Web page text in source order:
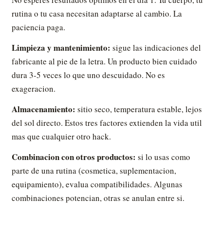
rutina o tu casa necesitan adaptarse al cambio. La
paciencia paga.
Limpieza y mantenimiento: sigue las indicaciones del
fabricante al pie de la letra. Un producto bien cuidado
dura 3-5 veces lo que uno descuidado. No es
exageracion.
Almacenamiento: sitio seco, temperatura estable, lejos
del sol directo. Estos tres factores extienden la vida util
mas que cualquier otro hack.
Combinacion con otros productos: si lo usas como
parte de una rutina (cosmetica, suplementacion,
equipamiento), evalua compatibilidades. Algunas
combinaciones potencian, otras se anulan entre si.